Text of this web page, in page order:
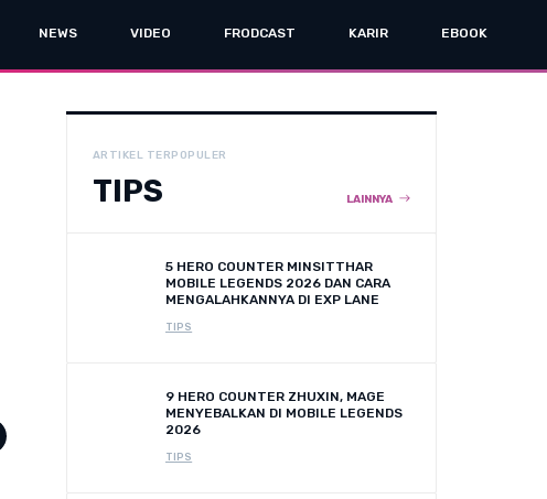
NEWS VIDEO FRODCAST KARIR EBOOK
ARTIKEL TERPOPULER
TIPS LAINNYA
5 HERO COUNTER MINSITTHAR
MOBILE LEGENDS 2026 DAN CARA
MENGALAHKANNYA DI EXP LANE
TIPS
9 HERO COUNTER ZHUXIN, MAGE
MENYEBALKAN DI MOBILE LEGENDS
2026
TIPS